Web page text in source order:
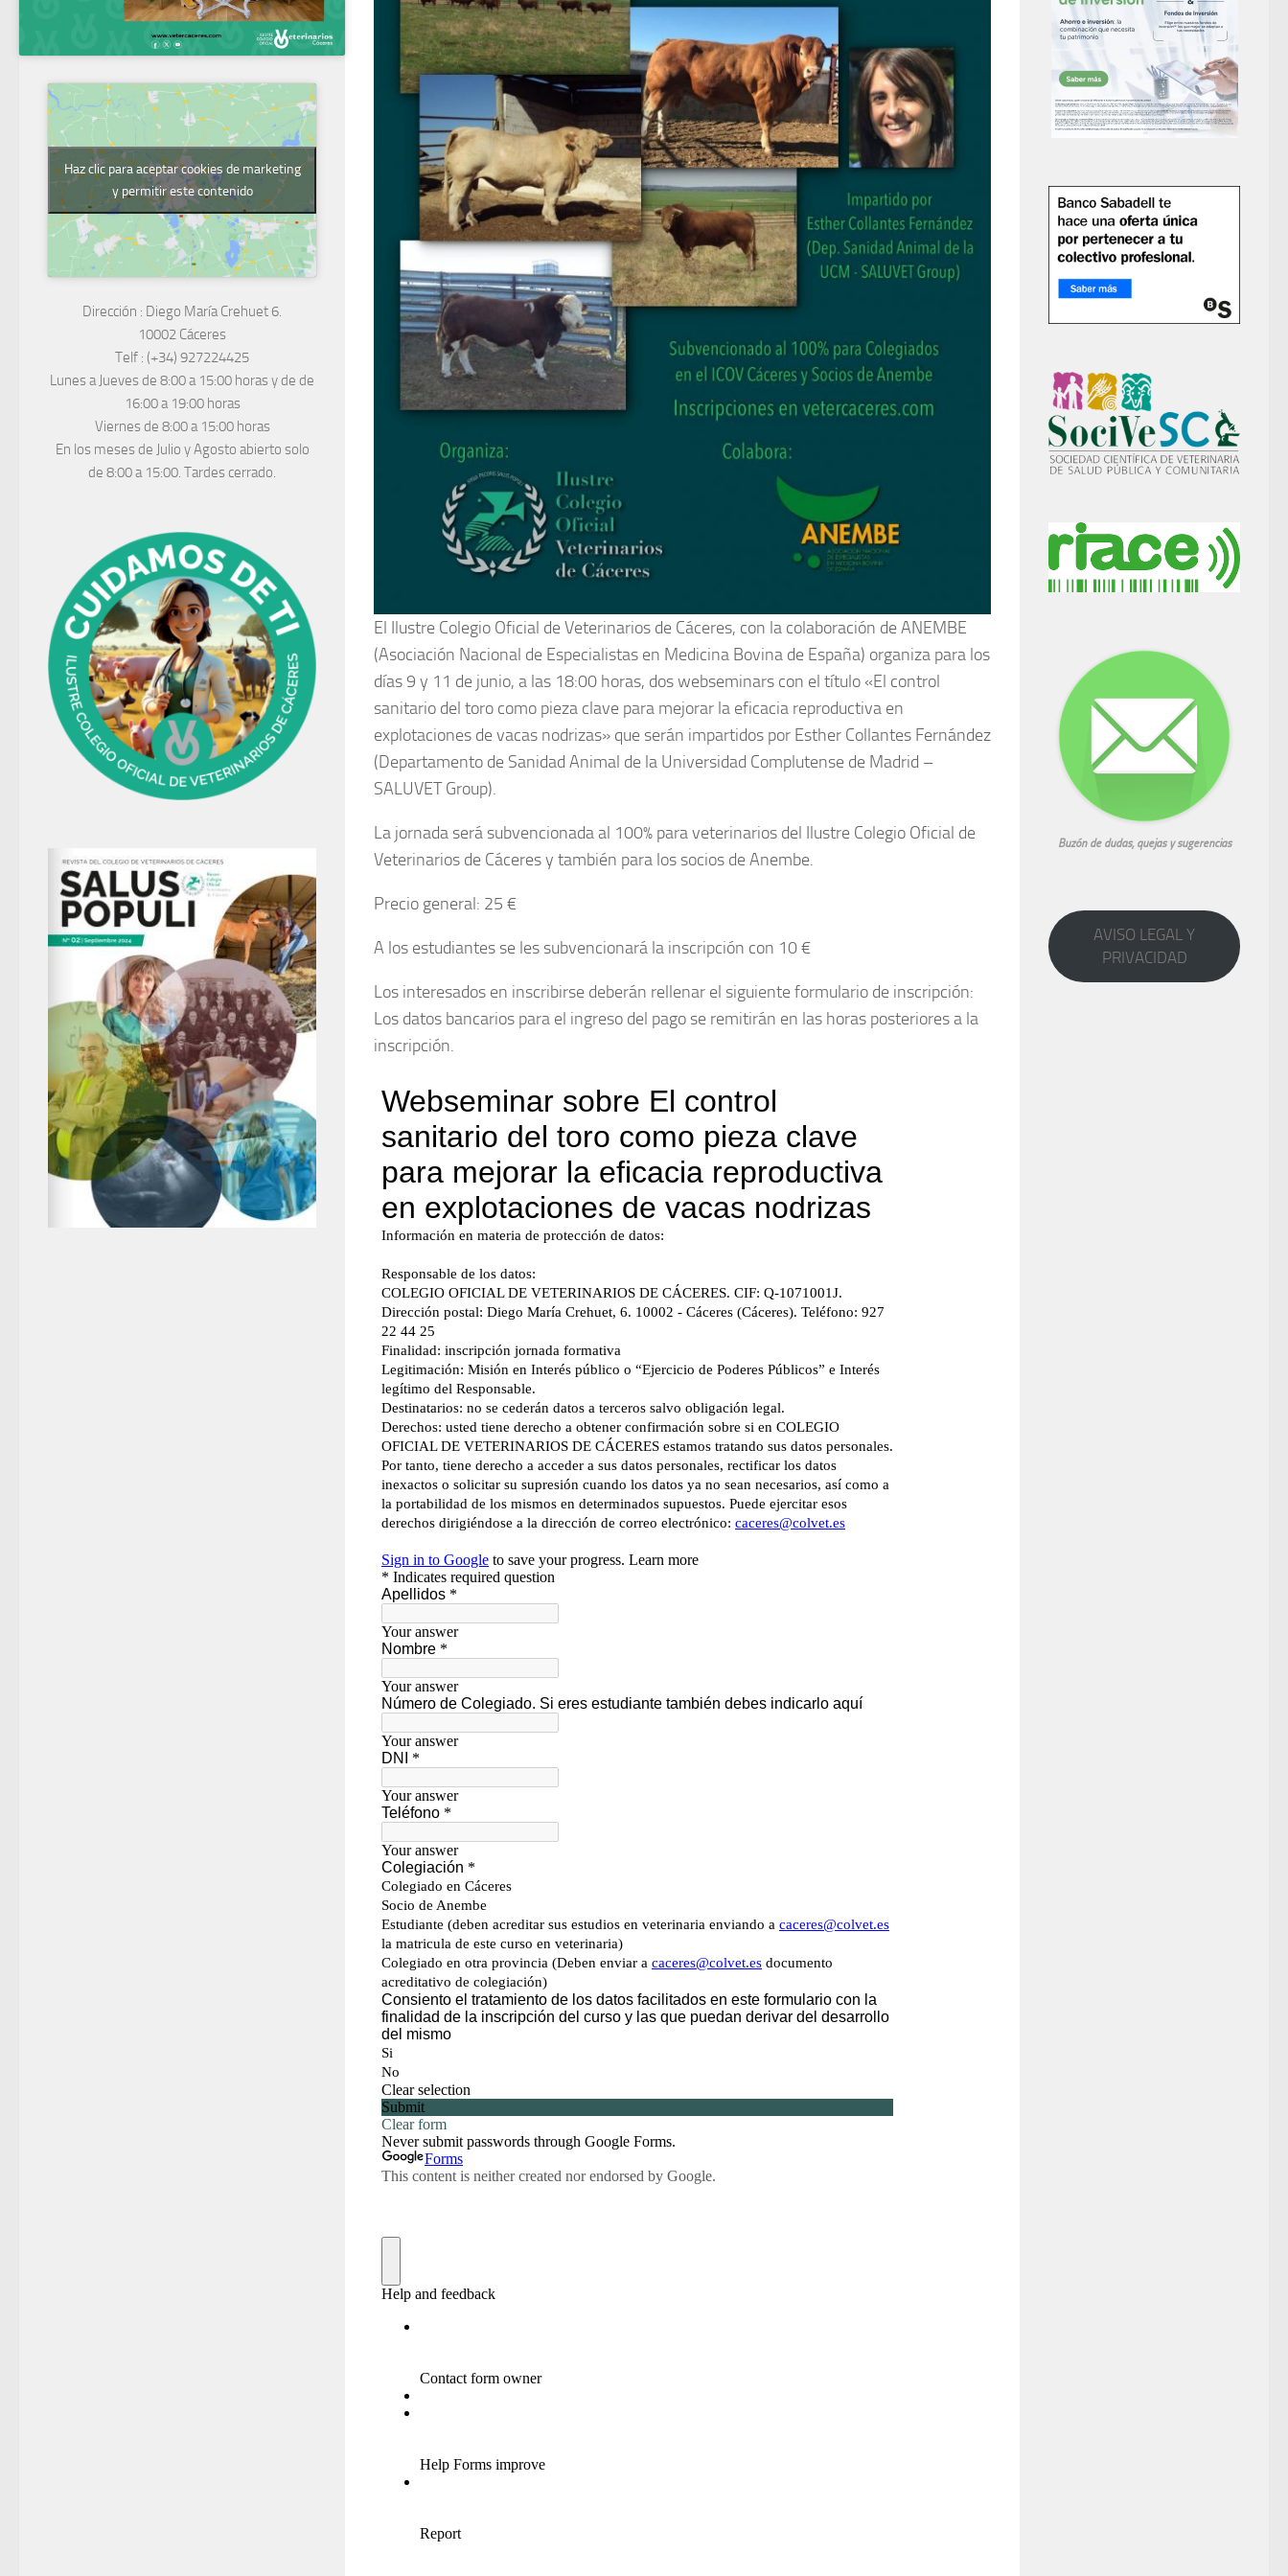
El Ilustre Colegio Oficial de Veterinarios de Cáceres, con la colaboración de ANEMBE
(Asociación Nacional de Especialistas en Medicina Bovina de España) organiza para los
días 9 y 11 de junio, a las 18:00 horas, dos webseminars con el título «El control
sanitario del toro como pieza clave para mejorar la eficacia reproductiva en
explotaciones de vacas nodrizas» que serán impartidos por Esther Collantes Fernández
(Departamento de Sanidad Animal de la Universidad Complutense de Madrid –
SALUVET Group).
La jornada será subvencionada al 100% para veterinarios del Ilustre Colegio Oficial de
Veterinarios de Cáceres y también para los socios de Anembe.
Precio general: 25 €
A los estudiantes se les subvencionará la inscripción con 10 €
Los interesados en inscribirse deberán rellenar el siguiente formulario de inscripción:
Los datos bancarios para el ingreso del pago se remitirán en las horas posteriores a la
inscripción.
Haz clic para aceptar cookies de marketing
y permitir este contenido
Dirección : Diego María Crehuet 6.
10002 Cáceres
Telf : (+34) 927224425
Lunes a Jueves de 8:00 a 15:00 horas y de de
16:00 a 19:00 horas
Viernes de 8:00 a 15:00 horas
En los meses de Julio y Agosto abierto solo
de 8:00 a 15:00. Tardes cerrado.
Buzón de dudas, quejas y sugerencias
AVISO LEGAL Y
PRIVACIDAD